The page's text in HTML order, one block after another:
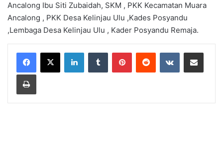
Ancalong Ibu Siti Zubaidah, SKM , PKK Kecamatan Muara
Ancalong , PKK Desa Kelinjau Ulu ,Kades Posyandu
,Lembaga Desa Kelinjau Ulu , Kader Posyandu Remaja.
LinkedInTumblr PinterestReddit VKontakteShare via Email
Print